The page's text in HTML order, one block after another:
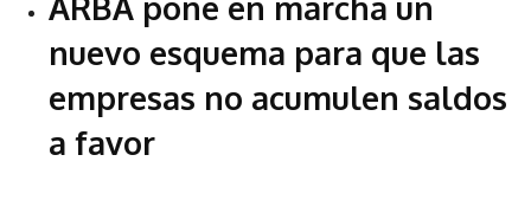
nuevo esquema para que las
empresas no acumulen saldos
a favor